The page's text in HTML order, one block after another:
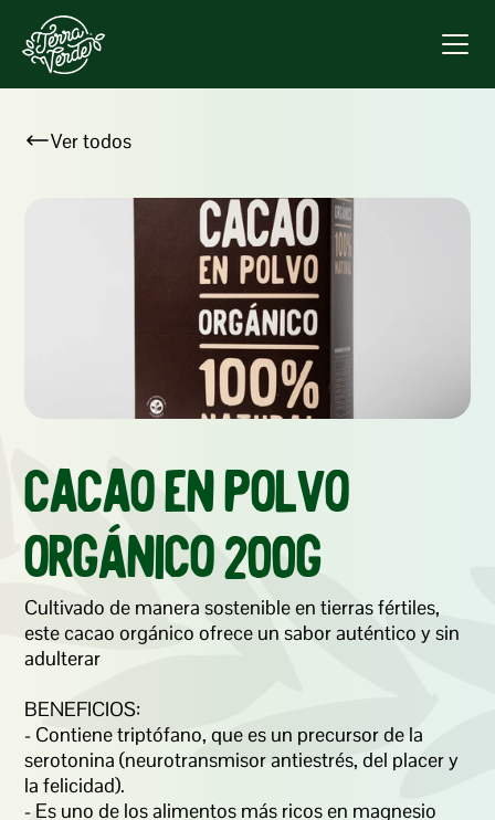
Ver todos
Cacao en Polvo
Orgánico 200g
Cultivado de manera sostenible en tierras fértiles,
este cacao orgánico ofrece un sabor auténtico y sin
adulterar
BENEFICIOS:
- Contiene triptófano, que es un precursor de la
serotonina (neurotransmisor antiestrés, del placer y
la felicidad).
- Es uno de los alimentos más ricos en magnesio